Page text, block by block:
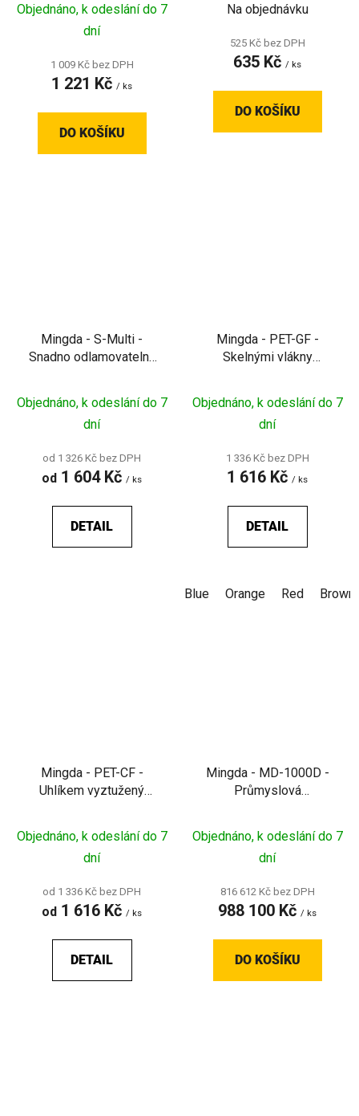
Objednáno, k odeslání do 7
dní
1 009 Kč bez DPH
1 221 Kč / ks
DO KOŠÍKU
1000D
Na objednávku
525 Kč bez DPH
635 Kč / ks
DO KOŠÍKU
Mingda - S-Multi -
Snadno odlamovatelný
Objednáno, k odeslání do 7
dní
od 1 326 Kč bez DPH
od 1 604 Kč / ks
DETAIL
Mingda - PET-GF -
Skelnými vlákny
stabilní technické díly
Objednáno, k odeslání do 7
dní
1 336 Kč bez DPH
1 616 Kč / ks
DETAIL
Blue Orange Red Brown
Mingda - PET-CF -
Uhlíkem vyztužený
díly
Objednáno, k odeslání do 7
dní
od 1 336 Kč bez DPH
od 1 616 Kč / ks
DETAIL
Mingda - MD-1000D -
Průmyslová
systémem a objemem 1
m³
Objednáno, k odeslání do 7
dní
816 612 Kč bez DPH
988 100 Kč / ks
DO KOŠÍKU